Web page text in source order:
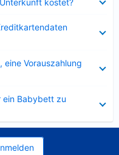
kostet?
eine Vorauszahlung
ein Babybett zu